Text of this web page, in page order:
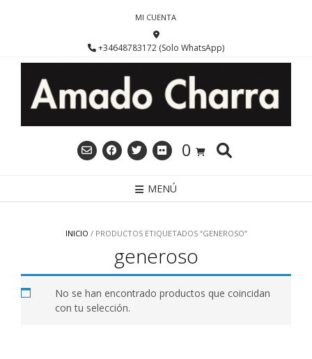
MI CUENTA
+34648783172 (Solo WhatsApp)
0
MENÚ
INICIO / PRODUCTOS ETIQUETADOS “GENEROSO”
generoso
No se han encontrado productos que coincidan
con tu selección.